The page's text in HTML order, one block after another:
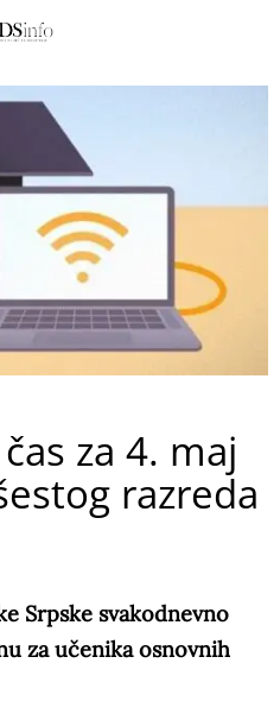
za 4. maj
razreda
Srpske svakodnevno
za učenika osnovnih